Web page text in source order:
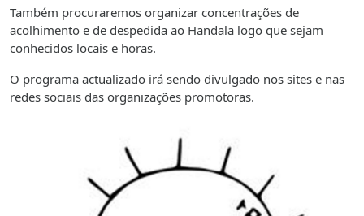
Também procuraremos organizar concentrações de
acolhimento e de despedida ao Handala logo que sejam
conhecidos locais e horas.
O programa actualizado irá sendo divulgado nos sites e nas
redes sociais das organizações promotoras.